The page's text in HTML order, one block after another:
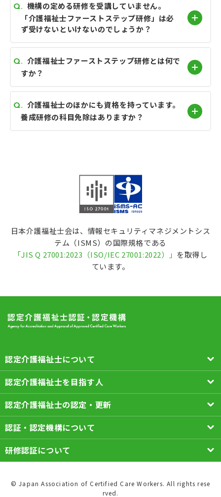
機構の定める研修を受講していません。
「介護福祉士ファーストステップ研修」は必
ず受けないといけないのでしょうか？
介護福祉士ファーストステップ研修とは何で
すか？
介護福祉士のほかにも資格を持っています。
養成研修の科目免除はありますか？
日本介護福祉士会は、情報セキュリティマネジメントシス
テム（ISMS）の国際規格である
「JIS Q 27001:2023（ISO/IEC 27001:2022）」 を取得し
ています。
認定介護福祉士について
認定介護福祉士を目指す人
認定介護福祉士の認定・更新
認証・認定機構について
研修認証について
© Japan Association of Certified Care Workers. All rights rese
rved.